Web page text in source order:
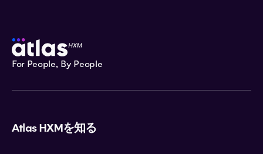
For People, By People
Atlas HXMを知る